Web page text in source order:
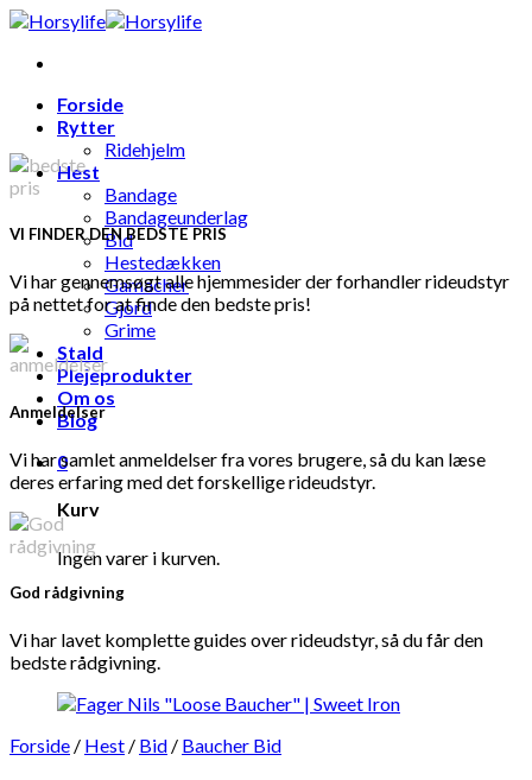
Skip
content
Forside
Rytter
Ridehjelm
Hest
Bandage
Bandageunderlag
Bid
Hestedækken
Gamacher
Gjord
Grime
Stald
Plejeprodukter
Om os
Blog
0
Kurv
Ingen varer i kurven.
VI FINDER DEN BEDSTE PRIS
Vi har gennemsøgt alle hjemmesider der forhandler rideudstyr
på nettet for at finde den bedste pris!
Anmeldelser
Vi har samlet anmeldelser fra vores brugere, så du kan læse
deres erfaring med det forskellige rideudstyr.
God rådgivning
Vi har lavet komplette guides over rideudstyr, så du får den
bedste rådgivning.
Forside / Hest / Bid / Baucher Bid